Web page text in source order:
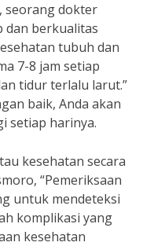
seorang dokter
dan berkualitas
tubuh dan
7-8 jam setiap
tidur terlalu larut.”
baik, Anda akan
setiap harinya.
kesehatan secara
“Pemeriksaan
untuk mendeteksi
komplikasi yang
kesehatan